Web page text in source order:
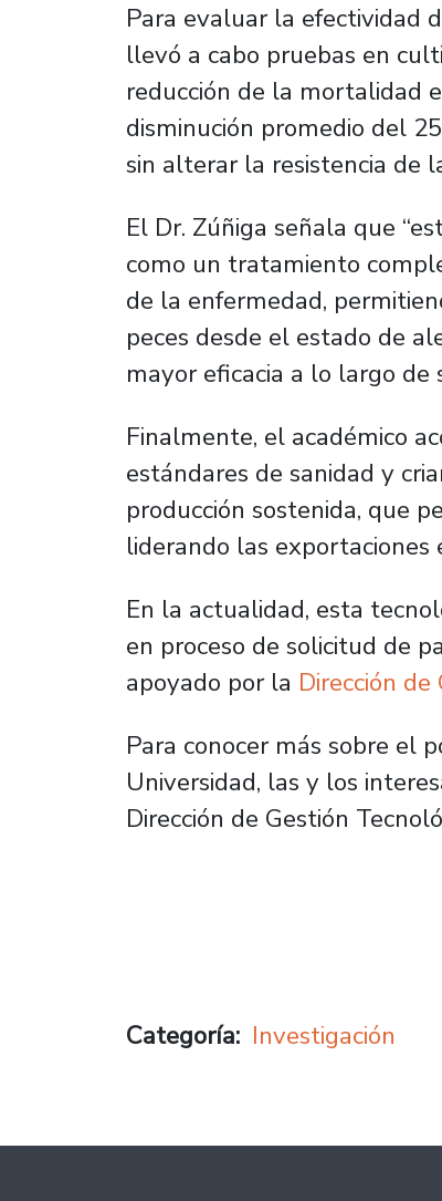
Para evaluar la efectividad
llevó a cabo pruebas en
reducción de la mortalidad
disminución promedio del
sin alterar la resistencia de
El Dr. Zúñiga señala que
como un tratamiento
de la enfermedad,
peces desde el estado de
mayor eficacia a lo largo de
Finalmente, el académico
estándares de sanidad y
producción sostenida, que
liderando las exportaciones
En la actualidad, esta
en proceso de solicitud de
apoyado por la Dirección de
Para conocer más sobre el
Universidad, las y los
Dirección de Gestión
Categoría Investigación